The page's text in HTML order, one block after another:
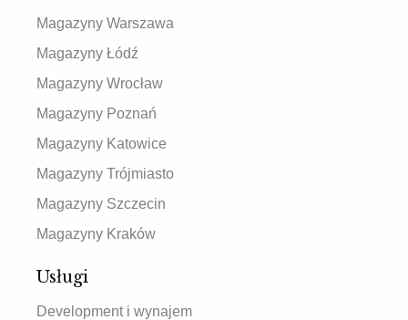
Magazyny Warszawa
Magazyny Łódź
Magazyny Wrocław
Magazyny Poznań
Magazyny Katowice
Magazyny Trójmiasto
Magazyny Szczecin
Magazyny Kraków
Usługi
Development i wynajem